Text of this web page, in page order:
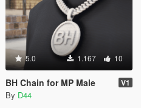
5.0 1.167 10
BH Chain for MP Male V1
By D44